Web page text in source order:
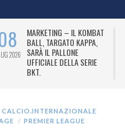
2026
MARKETING – IL KOMBAT
BALL, TARGATO KAPPA,
SARÀ IL PALLONE
UFFICIALE DELLA SERIE
BKT.
CALCIO.INTERNAZIONALE
PREMIER LEAGUE